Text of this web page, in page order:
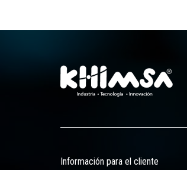
Información para el cliente